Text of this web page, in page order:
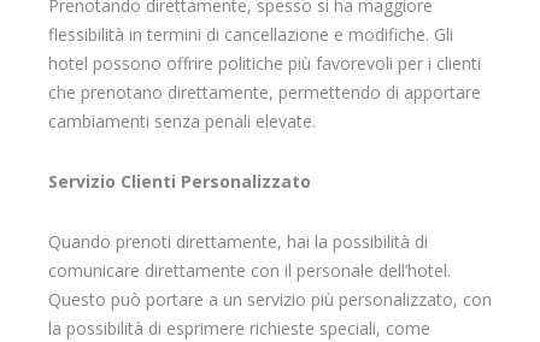
Prenotando direttamente, spesso si ha maggiore
flessibilità in termini di cancellazione e modifiche. Gli
hotel possono offrire politiche più favorevoli per i clienti
che prenotano direttamente, permettendo di apportare
cambiamenti senza penali elevate.
Servizio Clienti Personalizzato
Quando prenoti direttamente, hai la possibilità di
comunicare direttamente con il personale dell’hotel.
Questo può portare a un servizio più personalizzato, con
la possibilità di esprimere richieste speciali, come